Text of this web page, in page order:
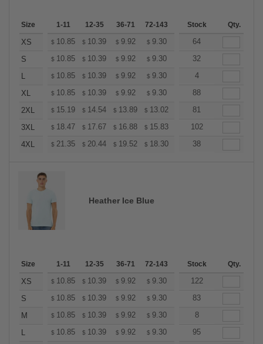
Size 1-11 12-35 36-71 72-143 144-287 288 + More
Stock Qty.
XS $ 10.85 $ 10.39 $ 9.92 $ 9.30 8.83
64
S
$ 10.85 $ 10.39 $ 9.92 $ 9.30 8.83
32
L
$ 10.85 $ 10.39 $ 9.92 $ 9.30 8.83
4
XL
$ 10.85 $ 10.39 $ 9.92 $ 9.30 8.83
88
2XL
$ 15.19 $ 14.54 $ 13.89 $ 13.02 12.37
81
3XL
$ 18.47 $ 17.67 $ 16.88 $ 15.83 15.04
102
4XL
$ 21.35 $ 20.44 $ 19.52 $ 18.30 17.38
38
Heather Ice Blue
Size 1-11 12-35 36-71 72-143 144-287 288 + More
Stock Qty.
XS $ 10.85 $ 10.39 $ 9.92 $ 9.30 8.83
122
S
$ 10.85 $ 10.39 $ 9.92 $ 9.30 8.83
83
M
$ 10.85 $ 10.39 $ 9.92 $ 9.30 8.83
8
L
$ 10.85 $ 10.39 $ 9.92 $ 9.30 8.83
95